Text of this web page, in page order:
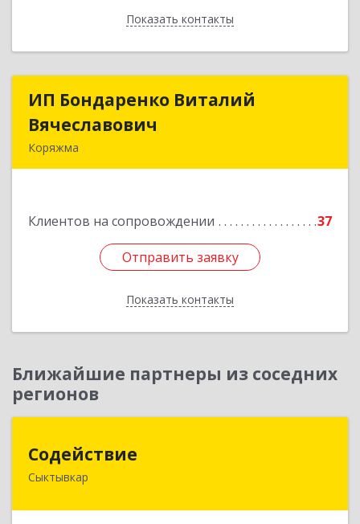
Показать контакты
Назад
ИП Бондаренко Виталий
Вячеславович
Коряжма
Клиентов на сопровождении 37
Отправить заявку
Показать контакты
ИП Бондаренко Виталий
Подробнее
Отправить заявку
Назад
Ближайшие партнеры из соседних
регионов
Содействие
Сыктывкар
167004, Коми Респ, Сыктывкар г, Первомайская